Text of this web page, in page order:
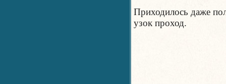
Приходилось даже
узок проход.